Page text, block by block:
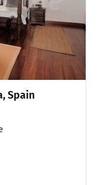
Spain